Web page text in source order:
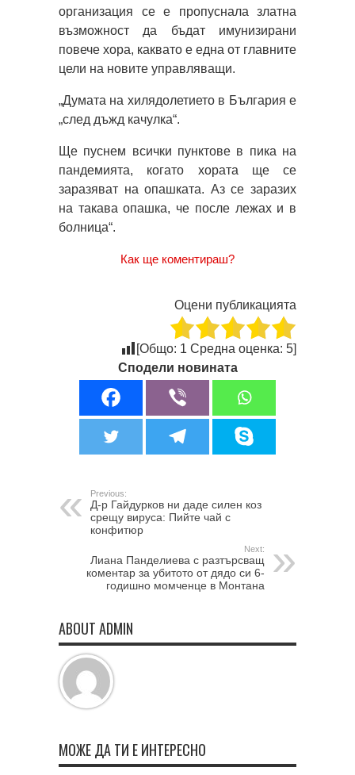
организация се е пропуснала златна
възможност да бъдат имунизирани
повече хора, каквато е една от главните
цели на новите управляващи.
„Думата на хилядолетието в България е
„след дъжд качулка“.
Ще пуснем всички пунктове в пика на
пандемията, когато хората ще се
заразяват на опашката. Аз се заразих
на такава опашка, че после лежах и в
болница“.
Как ще коментираш?
Оцени публикацията
[Общо: 1 Средна оценка: 5]
Сподели новината
Previous:
Д-р Гайдурков ни даде силен коз
срещу вируcа: Пийте чай с
конфитюр
Next:
Лиана Панделиева с разтърсващ
коментар за убитото от дядо си 6-
годишно момченце в Монтана
ABOUT ADMIN
МОЖЕ ДА ТИ Е ИНТЕРЕСНО